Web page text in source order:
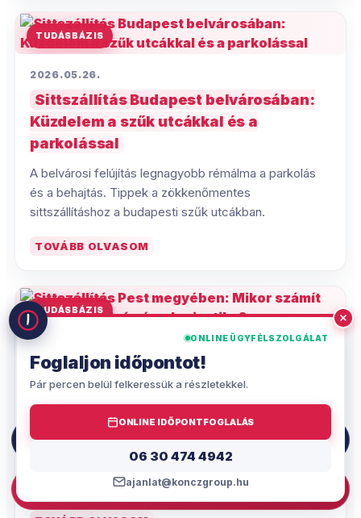
06 30 474 4942
AJÁNLATKÉRÉS
TUDÁSBÁZIS
2026.05.26.
Sittszállítás Budapest belvárosában:
Küzdelem a szűk utcákkal és a
parkolással
A belvárosi felújítás legnagyobb rémálma a parkolás
és a behajtás. Tippek a zökkenőmentes
sittszállításhoz a budapesti szűk utcákban.
TOVÁBB OLVASOM
TUDÁSBÁZIS
Sittszállítás Pest megyében: Mikor
számít igazán a távolság és a
logisztika?
sittszállítás árát és logisztikáját.
ONLINE ÜGYFÉLSZOLGÁLAT
Foglaljon időpontot!
Pár percen belül felkeressük a részletekkel.
ONLINE IDŐPONTFOGLALÁS
06 30 474 4942
ajanlat@konczgroup.hu